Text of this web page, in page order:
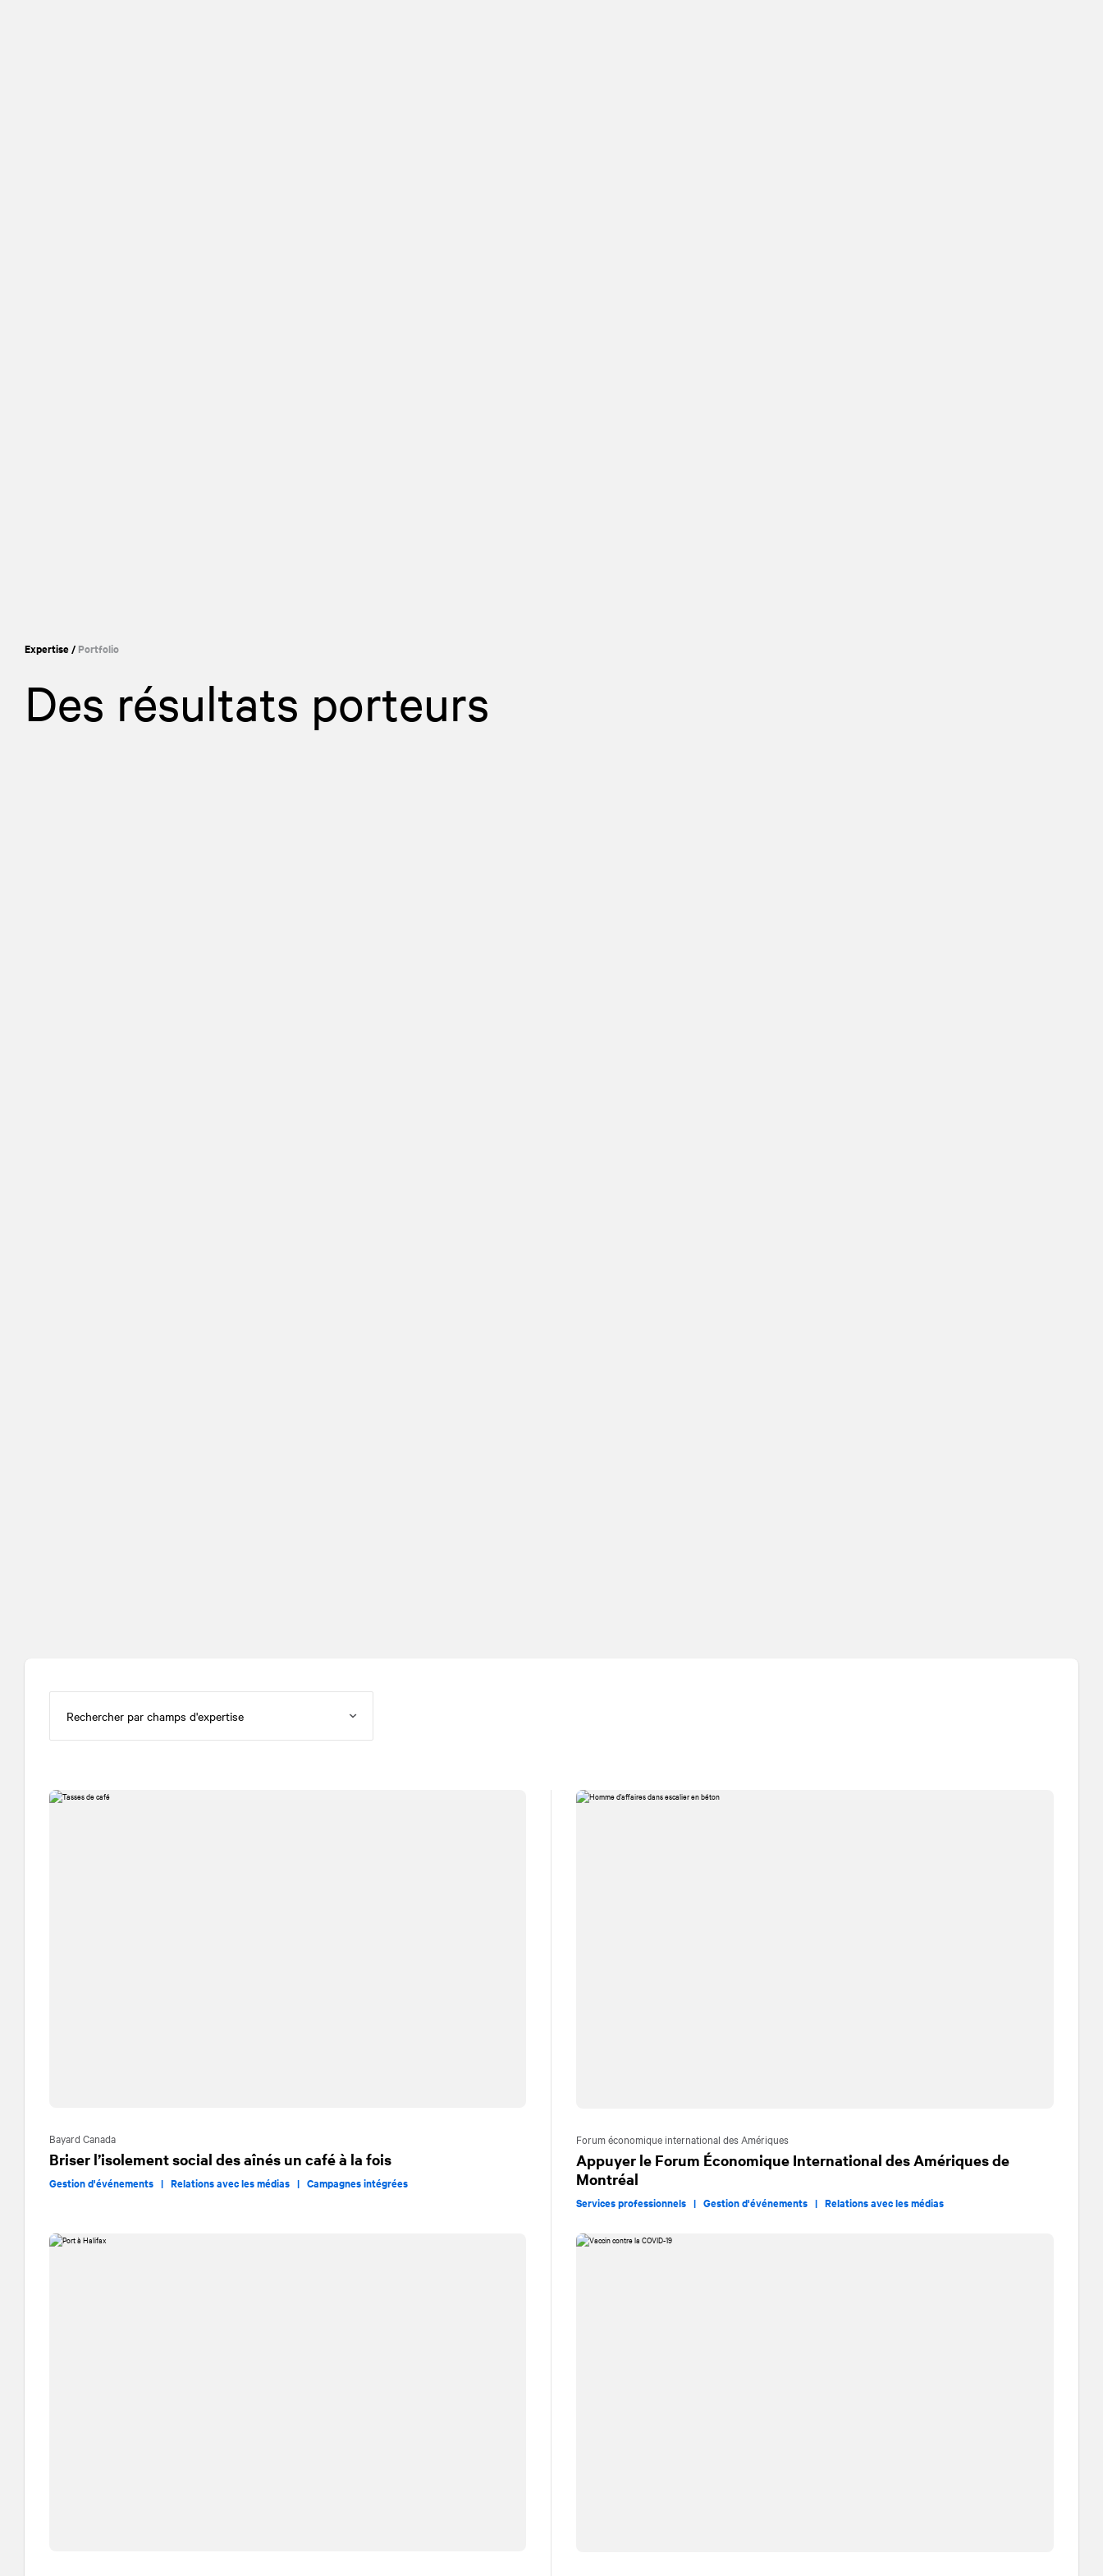
Expertise/ Portfolio
Des résultats porteurs
Bayard Canada
Briser l’isolement social des aînés un café à la fois
Gestion d'événements | Relations avec les médias | Campagnes intégrées
Forum économique international des Amériques
Appuyer le Forum Économique International des Amériques de
Montréal
Services professionnels | Gestion d'événements | Relations avec les médias